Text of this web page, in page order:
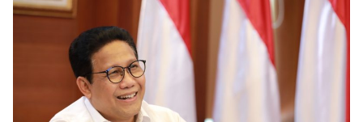
Dinamikapost.com
Seedbacklink